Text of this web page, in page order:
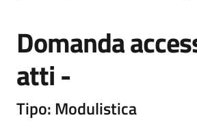
Domanda
atti -
Tipo: Modulistica